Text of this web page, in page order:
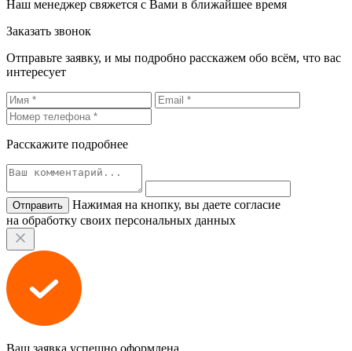
Наш менеджер свяжется с Вами в ближайшее время
Заказать звонок
Отправьте заявку, и мы подробно расскажем обо всём, что вас
интересует
Расскажите подробнее
Нажимая на кнопку, вы даете согласие
на обработку своих персональных данных